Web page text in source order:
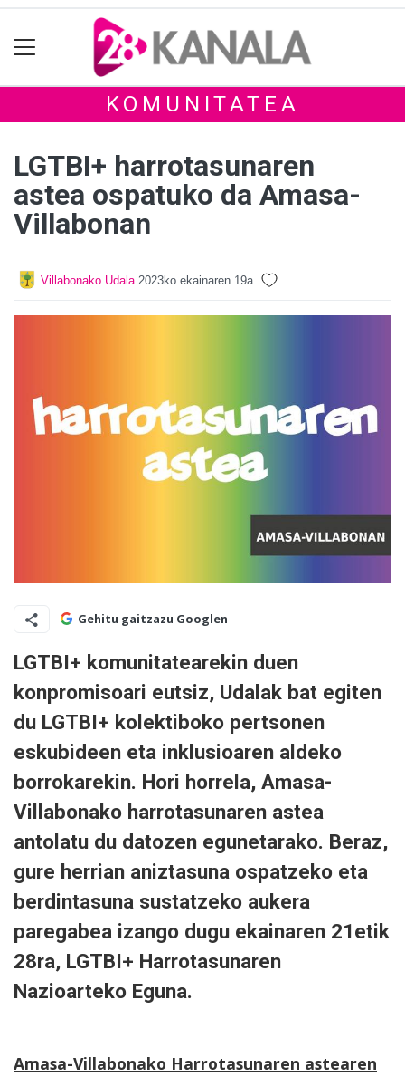
KOMUNITATEA
LGTBI+ harrotasunaren
astea ospatuko da Amasa-
Villabonan
Villabonako Udala 2023ko ekainaren 19a
Gehitu gaitzazu Googlen
LGTBI+ komunitatearekin duen
konpromisoari eutsiz, Udalak bat egiten
du LGTBI+ kolektiboko pertsonen
eskubideen eta inklusioaren aldeko
borrokarekin. Hori horrela, Amasa-
Villabonako harrotasunaren astea
antolatu du datozen egunetarako. Beraz,
gure herrian aniztasuna ospatzeko eta
berdintasuna sustatzeko aukera
paregabea izango dugu ekainaren 21etik
28ra, LGTBI+ Harrotasunaren
Nazioarteko Eguna.
Amasa-Villabonako Harrotasunaren astearen